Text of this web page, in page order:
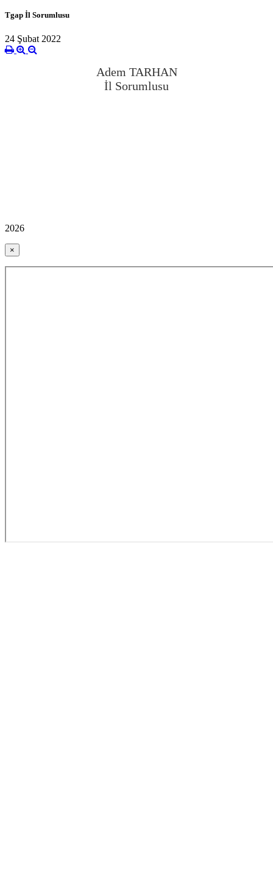
Tgap İl Sorumlusu
24 Şubat 2022
Adem TARHAN
İl Sorumlusu
2026
×